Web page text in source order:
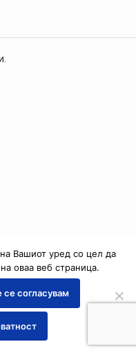
Вашиот уред со цел да
оваа веб страница.
се согласувам